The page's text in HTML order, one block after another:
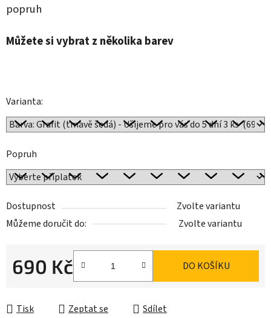
popruh
Můžete si vybrat z několika barev
Varianta:
Popruh
Dostupnost
Zvolte variantu
Můžeme doručit do:
Zvolte variantu
690 Kč DO KOŠÍKU
Tisk Zeptat se Sdílet